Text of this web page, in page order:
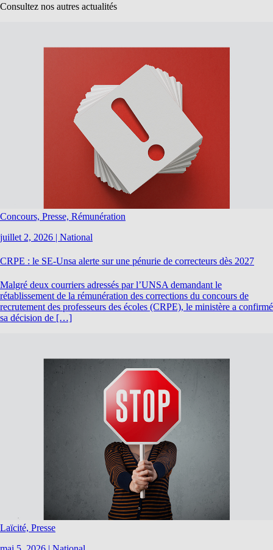
Consultez nos autres actualités
Concours, Presse, Rémunération
juillet 2, 2026 | National
CRPE : le SE-Unsa alerte sur une pénurie de correcteurs dès 2027
Malgré deux courriers adressés par l’UNSA demandant le
rétablissement de la rémunération des corrections du concours de
recrutement des professeurs des écoles (CRPE), le ministère a confirmé
sa décision de […]
Laïcité, Presse